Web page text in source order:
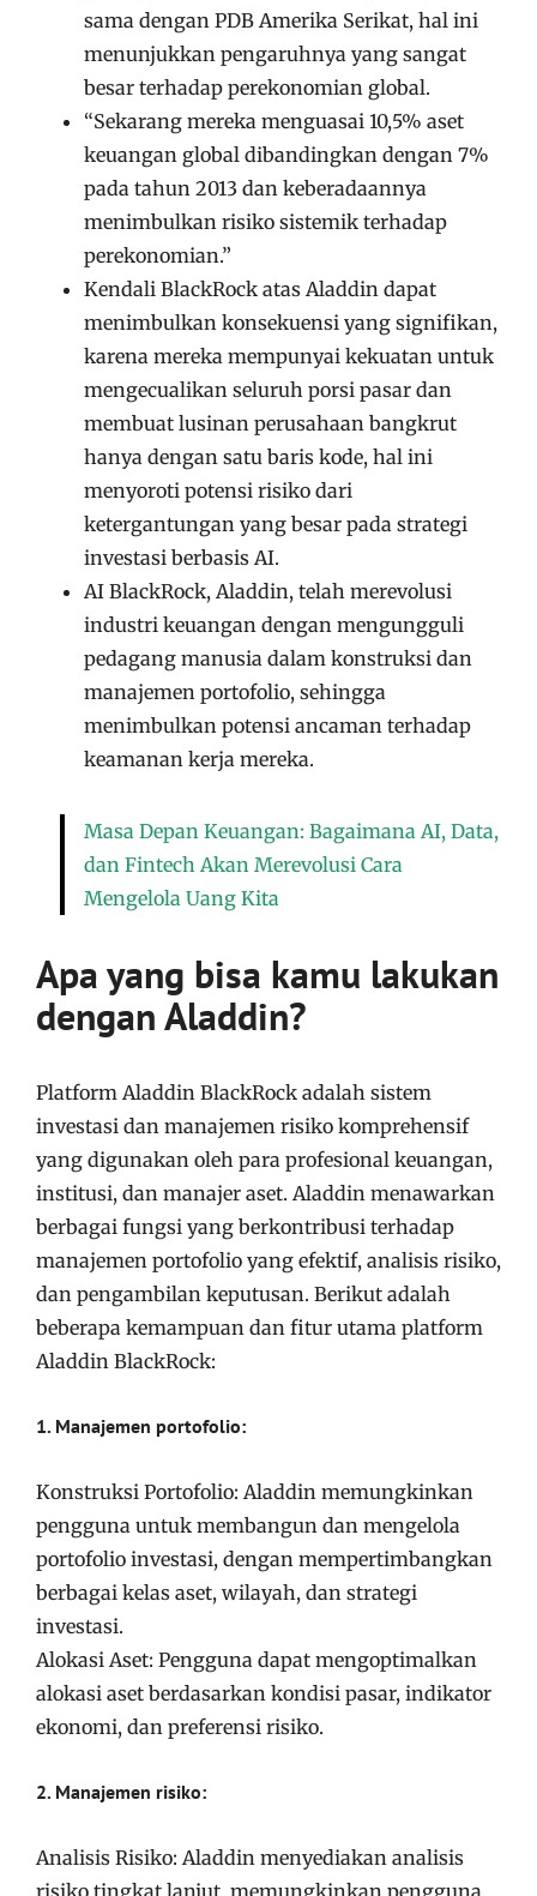
sama dengan PDB Amerika Serikat, hal ini
menunjukkan pengaruhnya yang sangat
besar terhadap perekonomian global.
“Sekarang mereka menguasai 10,5% aset
keuangan global dibandingkan dengan 7%
pada tahun 2013 dan keberadaannya
menimbulkan risiko sistemik terhadap
perekonomian.”
Kendali BlackRock atas Aladdin dapat
menimbulkan konsekuensi yang signifikan,
karena mereka mempunyai kekuatan untuk
mengecualikan seluruh porsi pasar dan
membuat lusinan perusahaan bangkrut
hanya dengan satu baris kode, hal ini
menyoroti potensi risiko dari
ketergantungan yang besar pada strategi
investasi berbasis AI.
AI BlackRock, Aladdin, telah merevolusi
industri keuangan dengan mengungguli
pedagang manusia dalam konstruksi dan
manajemen portofolio, sehingga
menimbulkan potensi ancaman terhadap
keamanan kerja mereka.
Masa Depan Keuangan: Bagaimana AI, Data,
dan Fintech Akan Merevolusi Cara
Mengelola Uang Kita
Apa yang bisa kamu lakukan
dengan Aladdin?
Platform Aladdin BlackRock adalah sistem
investasi dan manajemen risiko komprehensif
yang digunakan oleh para profesional keuangan,
institusi, dan manajer aset. Aladdin menawarkan
berbagai fungsi yang berkontribusi terhadap
manajemen portofolio yang efektif, analisis risiko,
dan pengambilan keputusan. Berikut adalah
beberapa kemampuan dan fitur utama platform
Aladdin BlackRock:
1. Manajemen portofolio:
Konstruksi Portofolio: Aladdin memungkinkan
pengguna untuk membangun dan mengelola
portofolio investasi, dengan mempertimbangkan
berbagai kelas aset, wilayah, dan strategi
investasi.
Alokasi Aset: Pengguna dapat mengoptimalkan
alokasi aset berdasarkan kondisi pasar, indikator
ekonomi, dan preferensi risiko.
2. Manajemen risiko:
Analisis Risiko: Aladdin menyediakan analisis
risiko tingkat lanjut, memungkinkan pengguna